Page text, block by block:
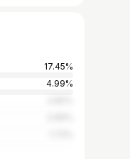
17.45%
4.99%